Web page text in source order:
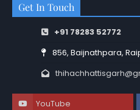
Get In Touch
+91 78283 52772
856, Baijnathpara,
YouTube